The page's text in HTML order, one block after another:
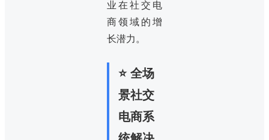
业在社交电
商领域的增
长潜力。
⭐ 全场
景社交
电商系